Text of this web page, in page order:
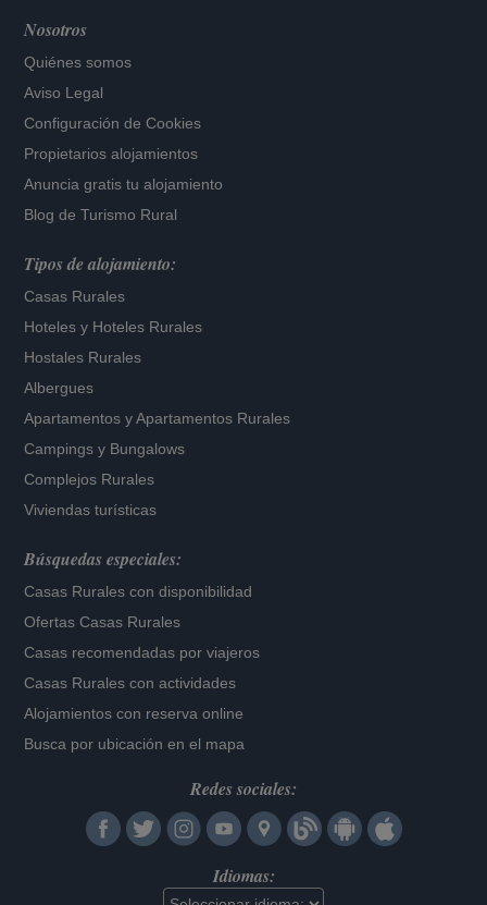
Nosotros
Quiénes somos
Aviso Legal
Configuración de Cookies
Propietarios alojamientos
Anuncia gratis tu alojamiento
Blog de Turismo Rural
Tipos de alojamiento:
Casas Rurales
Hoteles y Hoteles Rurales
Hostales Rurales
Albergues
Apartamentos yApartamentos Rurales
Campings y Bungalows
Complejos Rurales
Viviendas turísticas
Búsquedas especiales:
Casas Rurales con disponibilidad
Ofertas Casas Rurales
Casas recomendadas por viajeros
Casas Rurales con actividades
Alojamientos con reserva online
Busca por ubicación en el mapa
Redes sociales:
Idiomas: